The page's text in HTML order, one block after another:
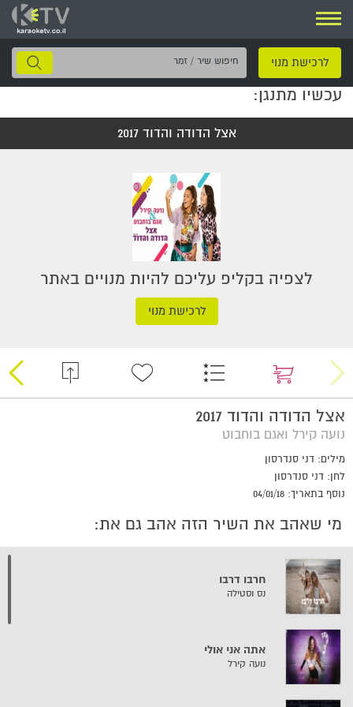
ניווט
לרכישת מנוי
חיפוש
שיר
עכשיו מתנגן:
אצל הדודה והדוד 2017
לצפיה בקליפ עליכם להיות מנויים באתר
לרכישת מנוי
אצל הדודה והדוד 2017
נועה קירל ואגם בוחבוט
מילים: דני סנדרסון
לחן: דני סנדרסון
נוסף בתאריך: 04/01/18
מי שאהב את השיר הזה אהב גם את:
חרבו דרבו
נס וסטילה
אתה אני אולי
נועה קירל